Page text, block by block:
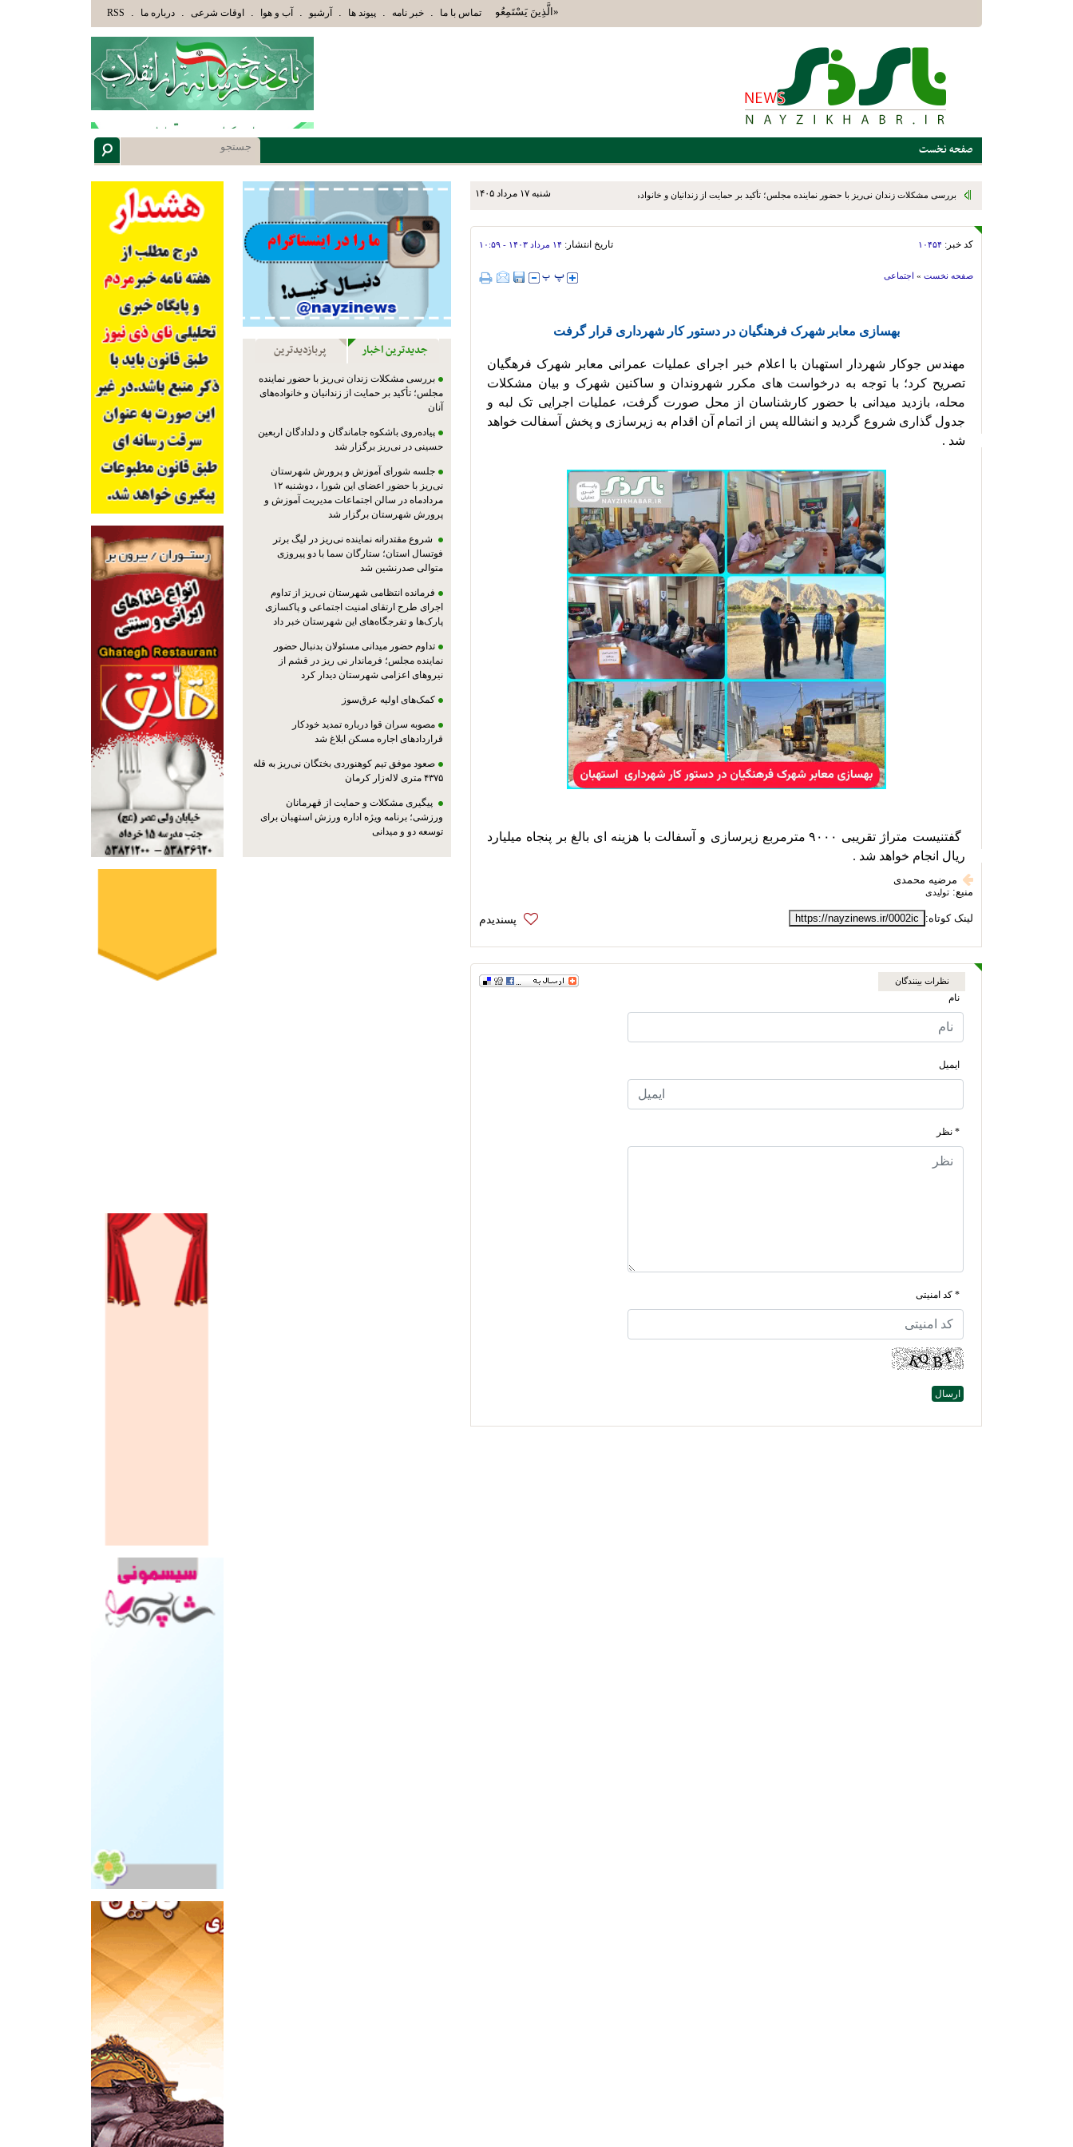
«الَّذِينَ يَسْتَمِعُونَ الْقَوْلَ فَيَتَّبِعُونَ أَحْسَنَهُ أُوْلَئِكَ الَّذِينَ هَدَاهُمُ اللَّهُ وَأُوْلَئِكَ هُمْ أُوْلُوا الْأَلْبَابِ» عاقلان هدایت یافته،حرفها را میشنوند و سپس
تماس با ما . خبر نامه . پیوند ها . آرشیو . آب و هوا . اوقات شرعی . درباره ما .
RSS
صفحه نخست
شنبه ۱۷ مرداد ۱۴۰۵ بررسی مشکلات زندان نی‌ریز با حضور نماینده مجلس؛ تأکید بر حمایت از زندانیان و خانواده‌های آنان
کد خبر: ۱۰۴۵۴ تاریخ انتشار: ۱۴ مرداد ۱۴۰۳ - ۱۰:۵۹
صفحه نخست » اجتماعی
بهسازی معابر شهرک فرهنگیان در دستور کار شهرداری قرار گرفت
ریال انجام خواهد شد .
مرضیه محمدی
منبع: تولیدی
لینک کوتاه: https://nayzinews.ir/0002ic
نظرات بینندگان
نام
ایمیل
* نظر
* کد امنیتی
جدیدترین اخبار پربازدیدترین
بررسی مشکلات زندان نی‌ریز با حضور نماینده
مجلس؛ تأکید بر حمایت از زندانیان و خانواده‌های
آنان
پیاده‌روی باشکوه جاماندگان و دلدادگان اربعین
حسینی در نی‌ریز برگزار شد
جلسه شورای آموزش و پرورش شهرستان
نی‌ریز با حضور اعضای این شورا ، دوشنبه ۱۲
مردادماه در سالن اجتماعات مدیریت آموزش و
پرورش شهرستان برگزار شد
شروع مقتدرانه نماینده نی‌ریز در لیگ برتر
فوتسال استان؛ ستارگان سما با دو پیروزی
متوالی صدرنشین شد
فرمانده انتظامی شهرستان نی‌ریز از تداوم
اجرای طرح ارتقای امنیت اجتماعی و پاکسازی
پارک‌ها و تفرجگاه‌های این شهرستان خبر داد
تداوم حضور میدانی مسئولان بدنبال حضور
نماینده مجلس؛ فرماندار نی ریز در قشم از
نیروهای اعزامی شهرستان دیدار کرد
کمک‌های اولیه عرق‌سوز
مصوبه سران قوا درباره تمدید خودکار
قراردادهای اجاره مسکن ابلاغ شد
صعود موفق تیم کوهنوردی بختگان نی‌ریز به قله
۴۳۷۵ متری لاله‌زار کرمان
پیگیری مشکلات و حمایت از قهرمانان
ورزشی؛ برنامه ویژه اداره ورزش استهبان برای
توسعه دو و میدانی